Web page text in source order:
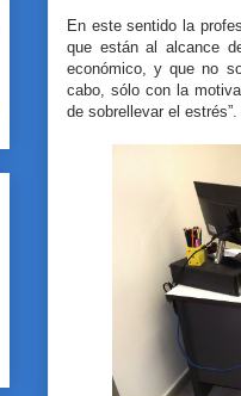
En este sentido la
que están al alcance
económico, y que no
cabo, sólo con la
de sobrellevar el estrés”.